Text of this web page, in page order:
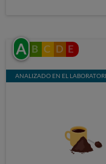
A B C D E
ANALIZADO EN EL